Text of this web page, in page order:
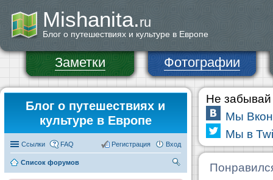
Mishanita.ru
Блог о путешествиях и культуре в Европе
Заметки Фотографии
Блог о путешествиях и
культуре в Европе
Ссылки FAQ Вход
Регистрация
Список форумов
Не забывай
Мы
Мы в